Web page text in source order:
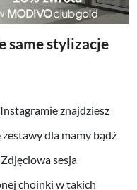
same stylizacje
znajdziesz
dla mamy bądź
sesja
choinki w takich